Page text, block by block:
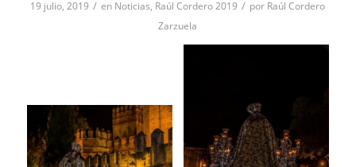
19 julio, 2019 / en Noticias, Raúl Cordero 2019 / por Raúl Cordero
Zarzuela